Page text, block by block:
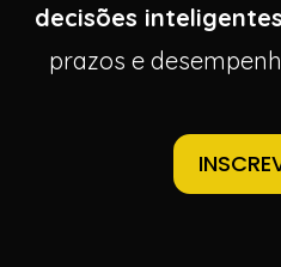
decisões inteligentes
prazos e